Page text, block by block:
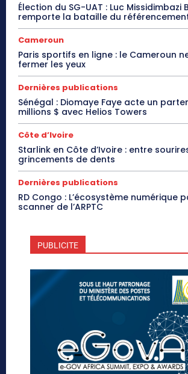
Élection du SG-UAT : Luc Missidimbazi
remporte la bataille du
Cameroun
Paris sportifs en ligne : le Cameroun
fermer les yeux
Dernières publications
Sénégal : Diomaye Faye acte un
millions $ avec Helios Towers
Côte d’Ivoire
Starlink en Côte d’Ivoire : entre
grincements de dents
Dernières publications
RD Congo : L’écosystème numérique
scanner de l’ARPTC
PUBLICITE